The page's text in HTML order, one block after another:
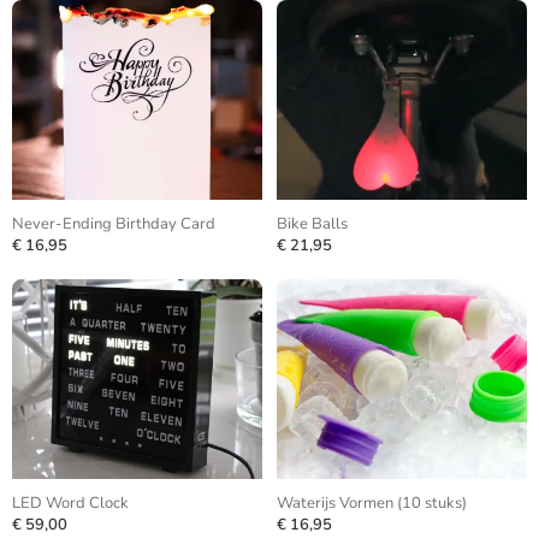
Never-Ending Birthday Card
€ 16,95
Bike Balls
€ 21,95
LED Word Clock
€ 59,00
Waterijs Vormen (10 stuks)
€ 16,95